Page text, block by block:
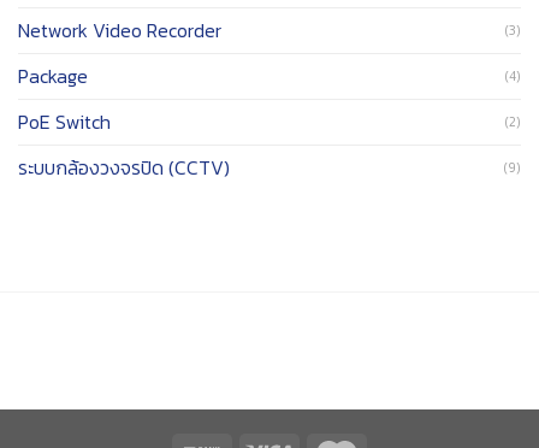
Network Video Recorder (3)
Package (4)
PoE Switch (2)
ระบบกล้องวงจรปิด (CCTV) (9)